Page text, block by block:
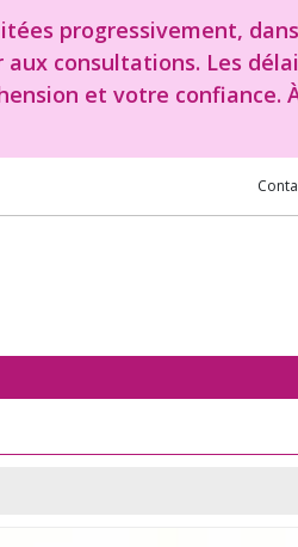
progressivement,
consultations. Les
et votre confiance.